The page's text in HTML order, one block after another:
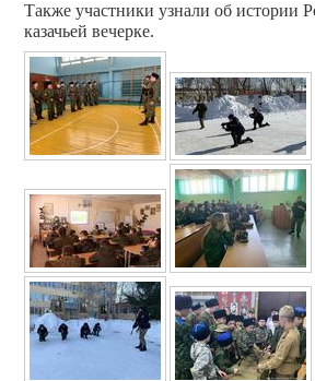
Также участники узнали об истории
казачьей вечерке.